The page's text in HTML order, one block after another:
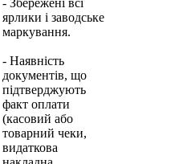
ярлики і заводське
маркування.
- Наявність
документів, що
підтверджують
факт оплати
(касовий або
товарний чеки,
видаткова